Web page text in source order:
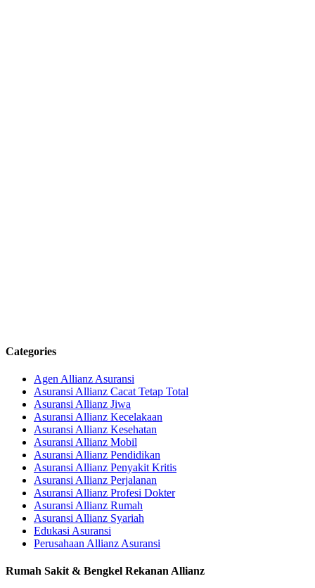
Categories
Agen Allianz Asuransi
Asuransi Allianz Cacat Tetap Total
Asuransi Allianz Jiwa
Asuransi Allianz Kecelakaan
Asuransi Allianz Kesehatan
Asuransi Allianz Mobil
Asuransi Allianz Pendidikan
Asuransi Allianz Penyakit Kritis
Asuransi Allianz Perjalanan
Asuransi Allianz Profesi Dokter
Asuransi Allianz Rumah
Asuransi Allianz Syariah
Edukasi Asuransi
Perusahaan Allianz Asuransi
Rumah Sakit & Bengkel Rekanan Allianz